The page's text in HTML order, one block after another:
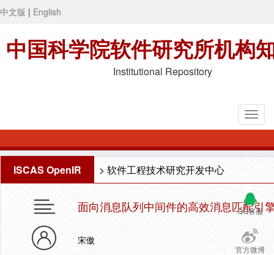
中文版 | English
中国科学院软件研究所机构
Institutional Repository
ISCAS OpenIR > 软件工程技术研究开发中心
QQ客服
官方微博
面向消息队列中间件的高效消息匹配引
宋傲